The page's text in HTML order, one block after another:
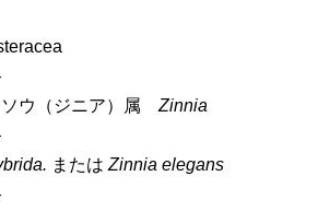
ソウ（ジニア）属 Zinnia
または Zinnia elegans